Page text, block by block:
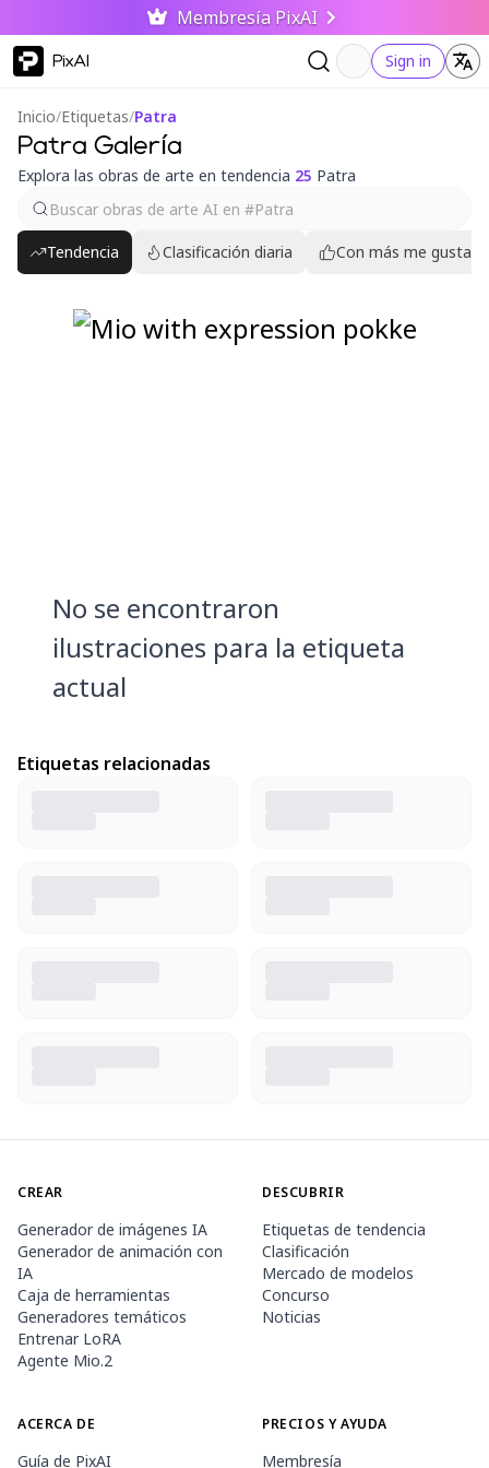
Membresía PixAI
PixAI Sign in
Inicio/Etiquetas/Patra
Patra Galería
Explora las obras de arte en tendencia 25 Patra
Tendencia Clasificación diaria Con más me gusta
No se encontraron
ilustraciones para la etiqueta
actual
Etiquetas relacionadas
CREAR
Generador de imágenes IA
Generador de animación con
IA
Caja de herramientas
Generadores temáticos
Entrenar LoRA
Agente Mio.2
DESCUBRIR
Etiquetas de tendencia
Clasificación
Mercado de modelos
Concurso
Noticias
ACERCA DE
Guía de PixAI
PRECIOS Y AYUDA
Membresía